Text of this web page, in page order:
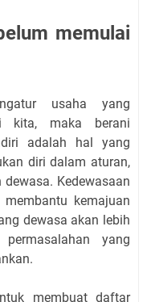
memulai
usaha yang
kita, maka berani
adalah hal yang
diri dalam aturan,
Kedewasaan
kemajuan
dewasa akan lebih
yang
membuat daftar